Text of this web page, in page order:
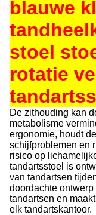
blauwe
stoel
rotatie
De zithouding kan
metabolisme
ergonomie, houdt
schijfproblemen en
risico op
tandartsstoel is
van tandartsen
doordachte
tandartsen en
elk tandartskantoor.